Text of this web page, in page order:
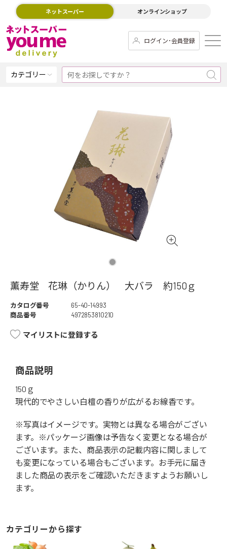
ネットスーパー オンラインショップ
ログイン･会員登録
カテゴリー
薫寿堂 花琳（かりん） 大バラ 約150ｇ
カタログ番号
65-40-14993
商品番号
4972853810210
マイリストに登録する
商品説明
150ｇ
現代的でやさしい白檀の香りが広がるお線香です。
※写真はイメージです。実物とは異なる場合がござい
ます。※パッケージ画像は予告なく変更となる場合が
ございます。また、商品表示の記載内容に関しまして
も変更になっている場合もございます。お手元に届き
ました商品の表示をご確認いただきますようお願いし
ます。
カテゴリーから探す